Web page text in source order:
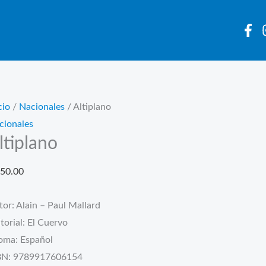
/ Nacionales/ Altiplano
50.00
Alain – Paul Mallard
El Cuervo
Español
9789917606154